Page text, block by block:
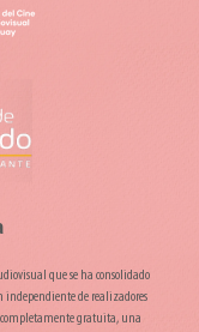
que se ha consolidado
independiente de realizadores
completamente gratuita, una